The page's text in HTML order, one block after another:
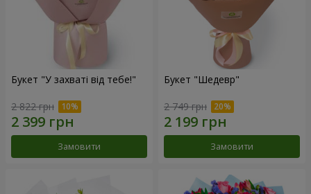
Букет "У захваті від тебе!"
2 822 грн
Замовити
Букет "Шедевр"
2 749 грн
Замовити